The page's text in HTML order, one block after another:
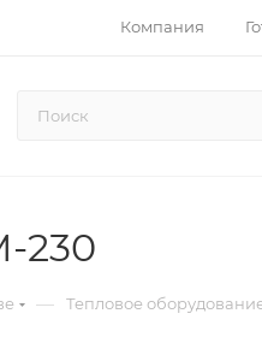
Компания
230
— Тепловое